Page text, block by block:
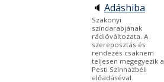
🔈 Adáshiba
Szakonyi
színdarabjának
rádióváltozata. A
szereposztás és
rendezés csaknem
teljesen megegyezik a
Pesti Színházbéli
előadáséval.